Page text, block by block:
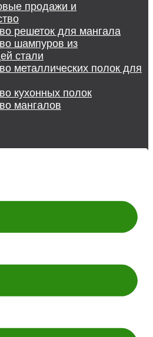
продажи и
решеток для мангала
шампуров из
стали
металлических полок для
кухонных полок
мангалов